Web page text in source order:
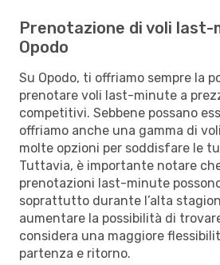
Prenotazione di voli last-
Opodo
Su Opodo, ti offriamo sempre la
prenotare voli last-minute a
competitivi. Sebbene possano
offriamo anche una gamma di
molte opzioni per soddisfare le
Tuttavia, è importante notare
prenotazioni last-minute
soprattutto durante l’alta
aumentare la possibilità di
considera una maggiore
partenza e ritorno.